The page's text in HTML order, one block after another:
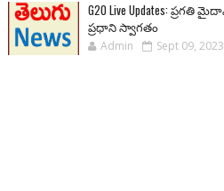
G20 Live Updates:
ప్రధాని స్వాగతం
Admin Sept 09, 2023